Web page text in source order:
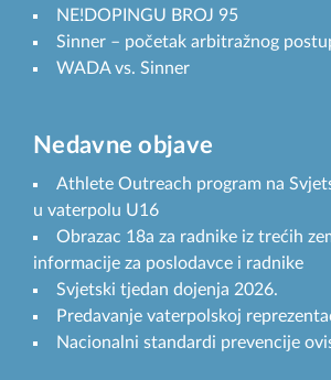
NE!DOPINGU BROJ 95
Sinner – početak arbitražnog
WADA vs. Sinner
Nedavne objave
Athlete Outreach program na
u vaterpolu U16
Obrazac 18a za radnike iz trećih
informacije za poslodavce i radnike
Svjetski tjedan dojenja 2026.
Predavanje vaterpolskoj
Nacionalni standardi prevencije